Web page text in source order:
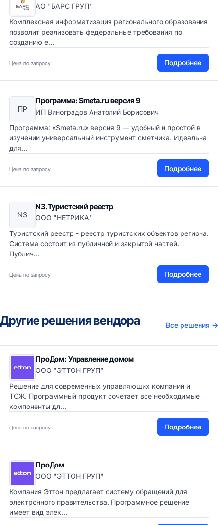
АО "БАРС ГРУП"
Комплексная информатизация регионального образования
позволит реализовать федеральные требования по
созданию е...
Цена по запросу Подробнее
ПР
Программа: Smeta.ru версия 9
ИП Виноградов Анатолий Борисович
Программа: «Smeta.ru» версия 9 — удобный и простой в
изучении универсальный инструмент сметчика. Идеальна
для...
Цена по запросу Подробнее
N3
N3.Туристский реестр
ООО "НЕТРИКА"
Туристский реестр - реестр туристских объектов региона.
Система состоит из публичной и закрытой частей.
Публич...
Цена по запросу Подробнее
Другие решения вендора Все решения →
ПроДом: Управление домом
ООО "ЭТТОН ГРУП"
Решение для современных управляющих компаний и
ТСЖ. Программный продукт сочетает все необходимые
компоненты дл...
Цена по запросу Подробнее
ПроДом
ООО "ЭТТОН ГРУП"
Компания Эттон предлагает систему обращений для
электронного правительства. Программное решение
имеет вид элек...